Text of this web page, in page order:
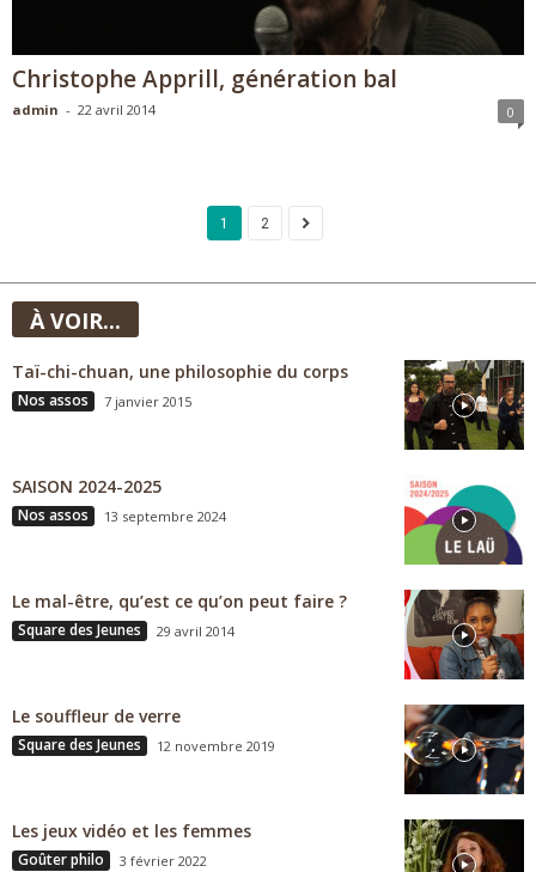
Christophe Apprill, génération bal
admin - 22 avril 2014 0
1 2
À VOIR...
Taï-chi-chuan, une philosophie du corps
Nos assos 7 janvier 2015
SAISON 2024-2025
Nos assos 13 septembre 2024
Le mal-être, qu’est ce qu’on peut faire ?
Square des Jeunes 29 avril 2014
Le souffleur de verre
Square des Jeunes 12 novembre 2019
Les jeux vidéo et les femmes
Goûter philo 3 février 2022